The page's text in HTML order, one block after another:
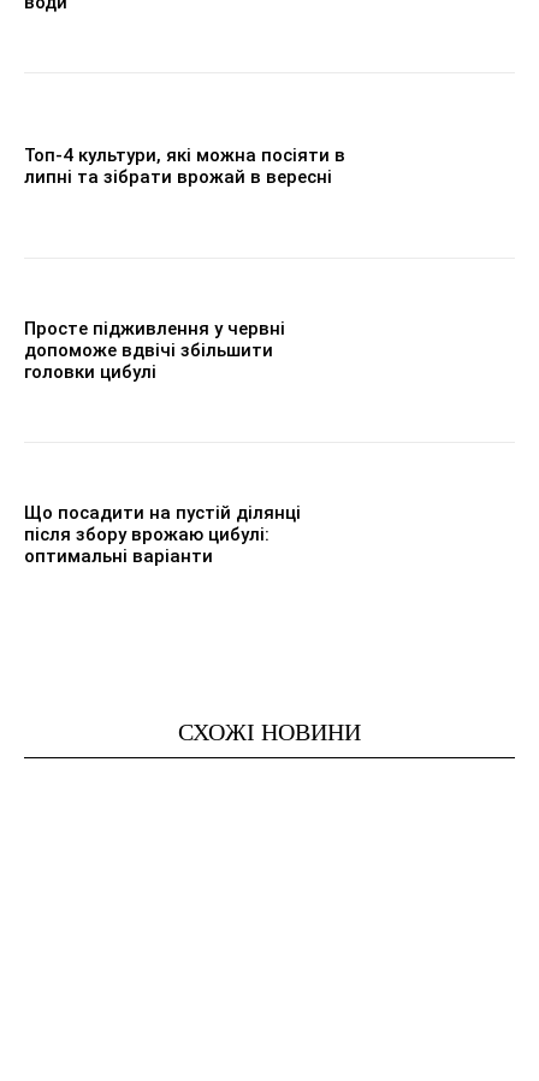
Топ-4 культури, які можна посіяти в
липні та зібрати врожай в вересні
Просте підживлення у червні
допоможе вдвічі збільшити
головки цибулі
Що посадити на пустій ділянці
після збору врожаю цибулі:
оптимальні варіанти
СХОЖІ НОВИНИ